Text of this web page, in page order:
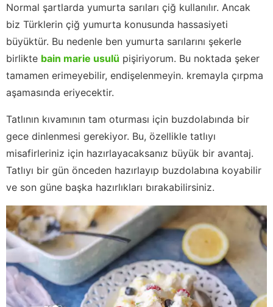
Normal şartlarda yumurta sarıları çiğ kullanılır. Ancak
biz Türklerin çiğ yumurta konusunda hassasiyeti
büyüktür. Bu nedenle ben yumurta sarılarını şekerle
birlikte bain marie usulü pişiriyorum. Bu noktada şeker
tamamen erimeyebilir, endişelenmeyin. kremayla çırpma
aşamasında eriyecektir.
Tatlının kıvamının tam oturması için buzdolabında bir
gece dinlenmesi gerekiyor. Bu, özellikle tatlıyı
misafirleriniz için hazırlayacaksanız büyük bir avantaj.
Tatlıyı bir gün önceden hazırlayıp buzdolabına koyabilir
ve son güne başka hazırlıkları bırakabilirsiniz.